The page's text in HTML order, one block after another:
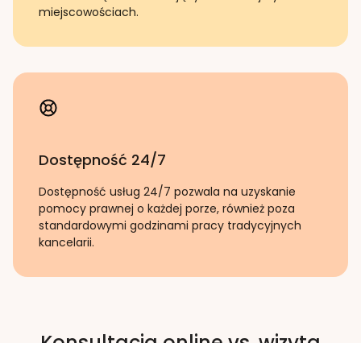
miejscowościach.
Dostępność 24/7
Dostępność usług 24/7 pozwala na uzyskanie
pomocy prawnej o każdej porze, również poza
standardowymi godzinami pracy tradycyjnych
kancelarii.